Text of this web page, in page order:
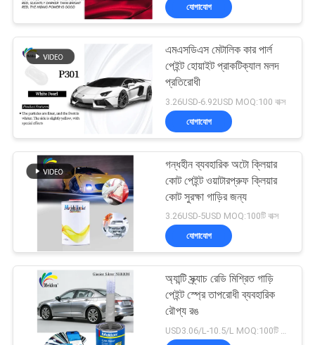
মান
নিয়ন্ত্রণ
আমাদের
সাথে
যোগাযোগ
করুন
উদ্ধৃতির
জন্য
আবেদন
গাড়ির পেইন্ট টপ কোট
105
অটো পলিস্টার পিট্টি
12
যোগাযোগ
এমএসডিএস মেটালিক কার পার্ল
পেইন্ট হোয়াইট প্রাকটিক্যাল মলদ
প্রতিরোধী
3.26USD-6.92USD MOQ:100 বাক্স
যোগাযোগ
গন্ধহীন ব্যবহারিক অটো ক্লিয়ার
কোট পেইন্ট ওয়াটারপ্রুফ ক্লিয়ার
কোট সুরক্ষা গাড়ির জন্য
3.26USD-5USD MOQ:100টি বাক্স
যোগাযোগ
অ্যান্টি স্ক্র্যাচ রেডি মিশ্রিত গাড়ি
পেইন্ট স্প্রে তাপরোধী ব্যবহারিক
রৌপ্য রঙ
USD3.06/L-10.5/L MOQ:100টি বাক্স